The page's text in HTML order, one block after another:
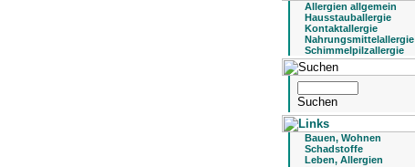
Allergien allgemein
Hausstauballergie
Kontaktallergie
Nahrungsmittelallergie
Schimmelpilzallergie
Bauen, Wohnen
Schadstoffe
Leben, Allergien